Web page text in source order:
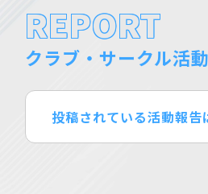
REPORT
クラブ・サークル活
投稿されている活動報告